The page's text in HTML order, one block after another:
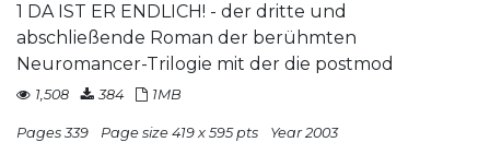
1 DA IST ER ENDLICH! - der dritte und
abschließende Roman der berühmten
Neuromancer-Trilogie mit der die postmod
1,508 384 1MB
Pages 339 Page size 419 x 595 pts Year 2003